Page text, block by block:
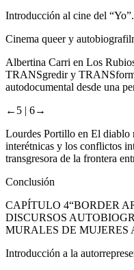
Introducción al cine del “Yo”.
Cinema queery
Albertina Carri en Los
TRANSgredir y
autodocumental desde una
←5 | 6→
Lourdes Portillo en El diablo
interétnicas y los conflictos
transgresora de la frontera
Conclusión
CAPÍTULO 4“BORDER
DISCURSOS
MURALES DE MUJERES
Introducción a la